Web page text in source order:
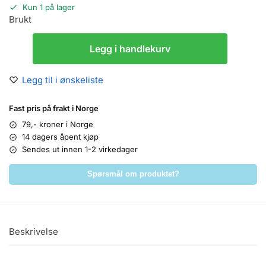
Kun 1 på lager
Brukt
Legg i handlekurv
Legg til i ønskeliste
Fast pris på frakt i Norge
79,- kroner i Norge
14 dagers åpent kjøp
Sendes ut innen 1-2 virkedager
Spørsmål om produktet?
Beskrivelse